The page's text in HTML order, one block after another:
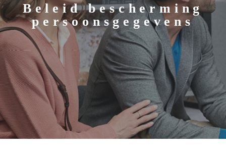
Beleid bescherming
persoonsgegevens